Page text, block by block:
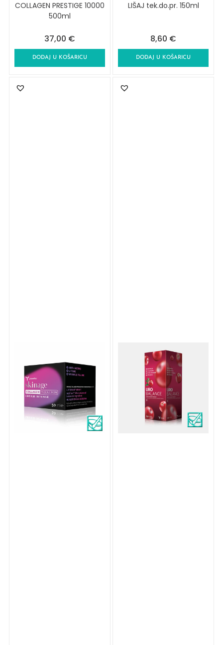
COLLAGEN PRESTIGE 10000
500ml
37,00 €
DODAJ U KOŠARICU
LIŠAJ tek.do.pr. 150ml
8,60 €
DODAJ U KOŠARICU